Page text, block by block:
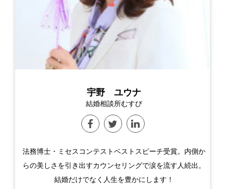
宇野 ユウナ
結婚相談所むすび
法務博士・ミセスコンテストベストスピーチ受賞。内側か
らの美しさを引き出すカウンセリングで涙を流す人続出。
結婚だけでなく人生を豊かにします！